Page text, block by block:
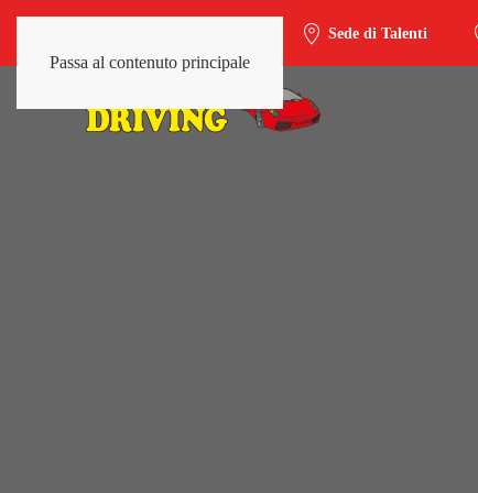
Passa al contenuto principale
Sede di Talenti